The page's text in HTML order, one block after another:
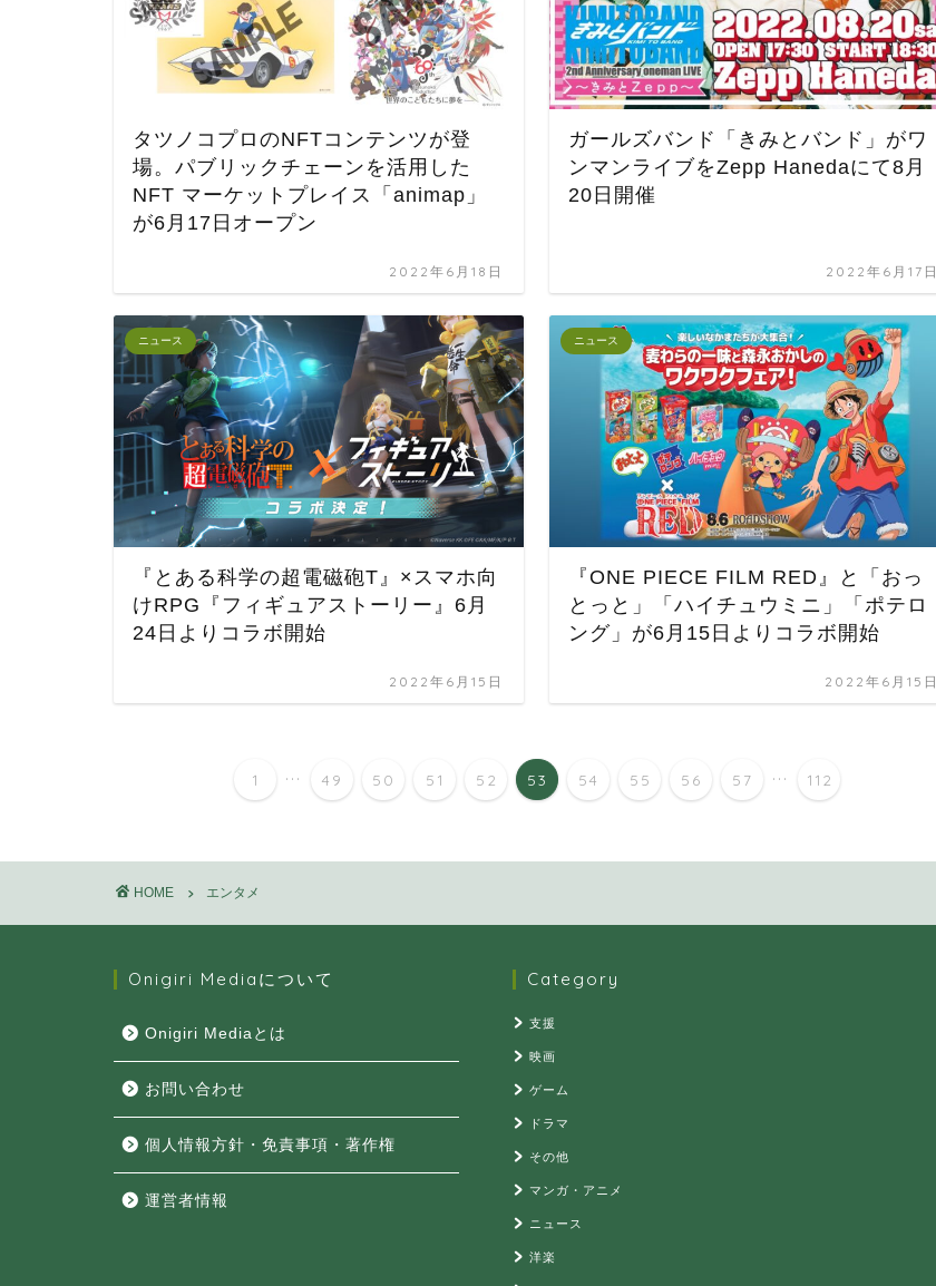
タツノコプロのNFTコンテンツが登
場。パブリックチェーンを活用した
NFT マーケットプレイス「animap」
が6月17日オープン
2022年6月18日
ガールズバンド「きみとバンド」がワ
ンマンライブをZepp Hanedaにて8月
20日開催
2022年6月17日
ニュース
『とある科学の超電磁砲T』×スマホ向
けRPG『フィギュアストーリー』6月
24日よりコラボ開始
2022年6月15日
ニュース
『ONE PIECE FILM RED』と「おっ
とっと」「ハイチュウミニ」「ポテロ
ング」が6月15日よりコラボ開始
2022年6月15日
1 ... 49 50 51 52 53 54 55 56 57 ... 112
HOME エンタメ
Onigiri Mediaについて
Onigiri Mediaとは
お問い合わせ
個人情報方針・免責事項・著作権
運営者情報
Category
支援
映画
ゲーム
ドラマ
その他
マンガ・アニメ
ニュース
洋楽